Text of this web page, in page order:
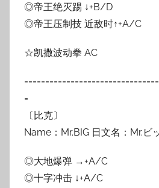
◎帝王绝灭踢 ↓+B/D
◎帝王压制技 近敌时↑+A/C
☆凯撒波动拳 AC
=
〔比克〕
Name：Mr.BIG 日文名：Mr.ビ
◎大地爆弹 →+A/C
◎十字冲击 ↓+A/C